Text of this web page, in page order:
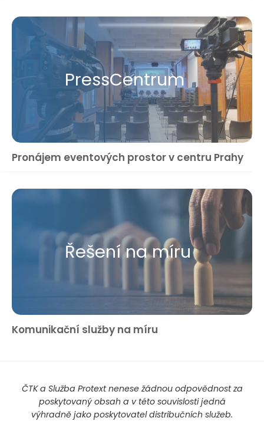
Press​Centrum
Pronájem eventových prostor v centru Prahy
Řešení na míru
Komunikační služby na míru
ČTK a Služba Protext nenese žádnou odpovědnost za
poskytovaný obsah a v této souvislosti jedná
výhradně jako poskytovatel distribučních služeb.